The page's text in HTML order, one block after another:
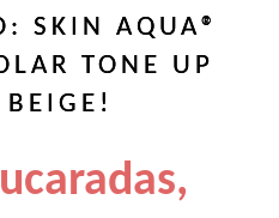
SKIN AQUA®
TONE UP
BEIGE!